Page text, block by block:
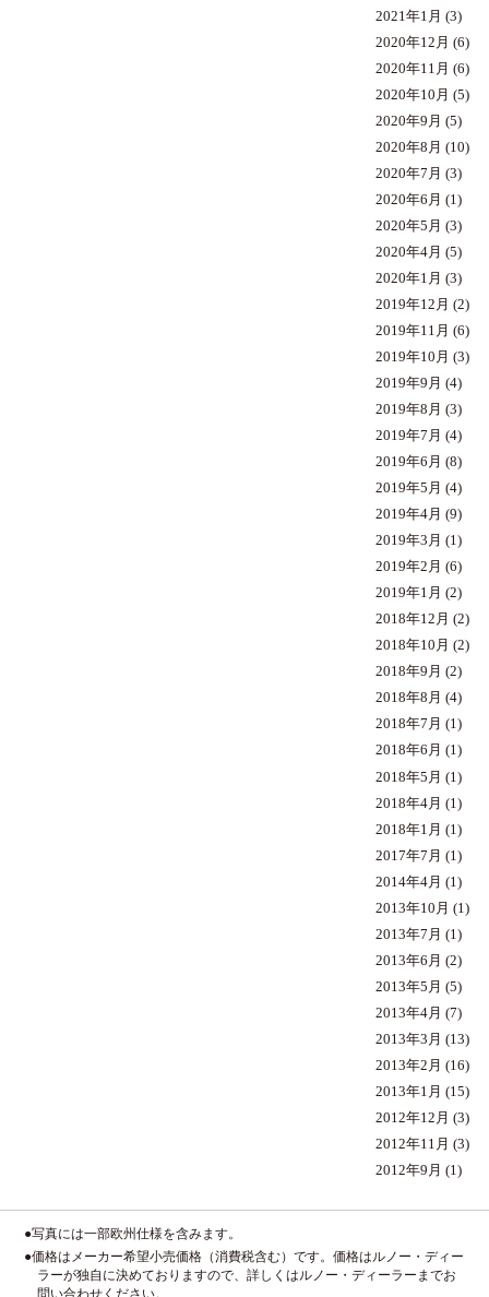
2021年1月 (3)
2020年12月 (6)
2020年11月 (6)
2020年10月 (5)
2020年9月 (5)
2020年8月 (10)
2020年7月 (3)
2020年6月 (1)
2020年5月 (3)
2020年4月 (5)
2020年1月 (3)
2019年12月 (2)
2019年11月 (6)
2019年10月 (3)
2019年9月 (4)
2019年8月 (3)
2019年7月 (4)
2019年6月 (8)
2019年5月 (4)
2019年4月 (9)
2019年3月 (1)
2019年2月 (6)
2019年1月 (2)
2018年12月 (2)
2018年10月 (2)
2018年9月 (2)
2018年8月 (4)
2018年7月 (1)
2018年6月 (1)
2018年5月 (1)
2018年4月 (1)
2018年1月 (1)
2017年7月 (1)
2014年4月 (1)
2013年10月 (1)
2013年7月 (1)
2013年6月 (2)
2013年5月 (5)
2013年4月 (7)
2013年3月 (13)
2013年2月 (16)
2013年1月 (15)
2012年12月 (3)
2012年11月 (3)
2012年9月 (1)
●写真には一部欧州仕様を含みます。
●価格はメーカー希望小売価格（消費税含む）です。価格はルノー・ディー
ラーが独自に決めておりますので、詳しくはルノー・ディーラーまでお
問い合わせください。